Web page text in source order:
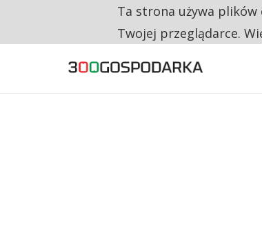
TRZECH NA CZTERECH
Ta strona używa
Twojej przeglądarce.